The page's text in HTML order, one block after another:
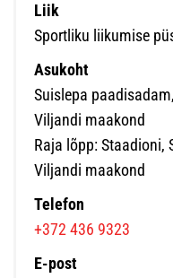
Liik
Sportliku liikumise
Asukoht
Suislepa
Viljandi maakond
Raja lõpp: Staadioni,
Viljandi maakond
Telefon
+372 436 9323
E-post